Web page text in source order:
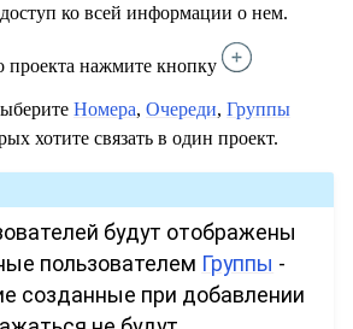
ко всей информации о нем.
проекта нажмите кнопку
Номера, Очереди, Группы
хотите связать в один проект.
будут отображены
пользователем Группы -
созданные при добавлении